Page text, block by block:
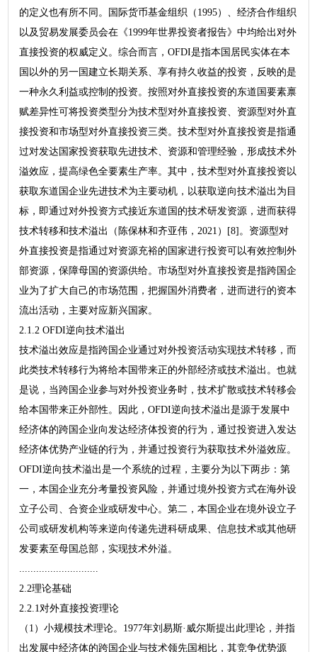
的定义也有所不同。国际货币基金组织（1995）、经济合作组织
以及贸易发展委员会在《1999年世界投资者报告》中均给出对外
直接投资的权威定义。综合而言，OFDI是指本国居民实体在本
国以外的另一国建立长期关系、享有持久收益的投资，反映的是
一种永久利益或控制的投资。按照对外直接投资的东道国要素禀
赋差异性可将投资类型分为技术型对外直接投资、资源型对外直
接投资和市场型对外直接投资三类。技术型对外直接投资是指通
过对发达国家投资获取先进技术、资源和管理经验，形成技术外
溢效应，提高绿色全要素生产率。其中，技术型对外直接投资以
获取东道国企业先进技术为主要动机，以获取逆向技术溢出为目
标，即通过对外投资方式接近东道国的技术研发资源，进而获得
技术转移和技术溢出（陈保林和齐亚伟，2021）[8]。资源型对
外直接投资是指通过对资源充裕的国家进行投资可以有效控制外
部资源，保障母国的资源供给。市场型对外直接投资是指跨国企
业为了扩大自己的市场范围，把握国外消费者，进而进行的资本
流出活动，主要对应新兴国家。
2.1.2 OFDI逆向技术溢出
技术溢出效应是指跨国企业通过对外投资活动实现技术转移，而
此类技术转移行为将给本国带来正的外部经济或技术溢出。也就
是说，当跨国企业参与对外投资业务时，技术扩散或技术转移会
给本国带来正外部性。因此，OFDI逆向技术溢出是源于发展中
经济体的跨国企业向发达经济体投资的行为，通过投资进入发达
经济体优势产业链的行为，并通过投资行为获取技术外溢效应。
OFDI逆向技术溢出是一个系统的过程，主要分为以下两步：第
一，本国企业充分考量投资风险，并通过境外投资方式在海外设
立子公司、合资企业或研发中心。第二，本国企业在境外设立子
公司或研发机构等来逆向传递先进科研成果、信息技术或其他研
发要素至母国总部，实现技术外溢。
............................
2.2理论基础
2.2.1对外直接投资理论
（1）小规模技术理论。1977年刘易斯·威尔斯提出此理论，并指
出发展中经济体的跨国企业与技术领先国相比，其竞争优势源